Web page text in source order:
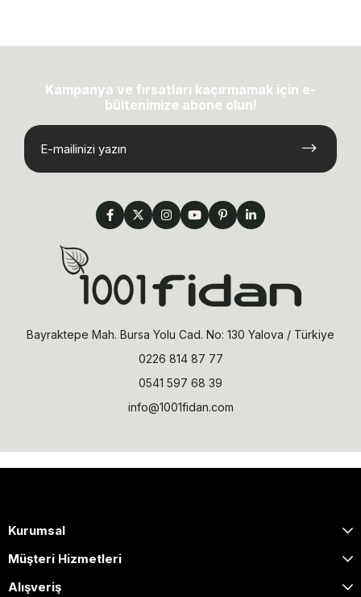
Kampanya ve fırsatları kaçırmamak için e-
bültenimize abone olun!
Bayraktepe Mah. Bursa Yolu Cad. No: 130 Yalova / Türkiye
0226 814 87 77
0541 597 68 39
info@1001fidan.com
Kurumsal
Müşteri Hizmetleri
Alışveriş